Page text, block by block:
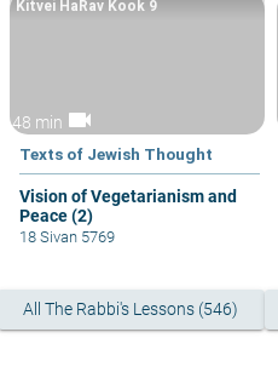
48 min videocam
Texts of Jewish Thought
Vision of Vegetarianism and
Peace (2)
Kitvei HaRav Kook 9
18 Sivan 5769
All The Rabbi's Lessons (546)